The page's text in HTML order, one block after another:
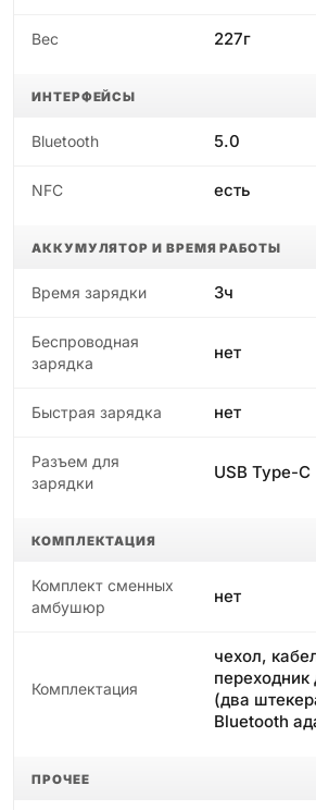
Вес 227г
ИНТЕРФЕЙСЫ
Bluetooth 5.0
NFC есть
АККУМУЛЯТОР И ВРЕМЯ РАБОТЫ
Время зарядки 3ч
Беспроводная
зарядка
нет
Быстрая зарядка нет
Разъем для
зарядки
USB Type-C
КОМПЛЕКТАЦИЯ
Комплект сменных
амбушюр
нет
Комплектация
чехол,
переходник
(два
Bluetooth
ПРОЧЕЕ